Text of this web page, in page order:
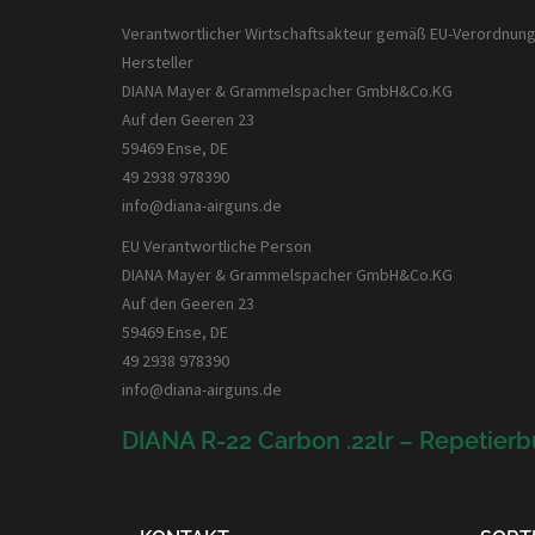
Verantwortlicher Wirtschaftsakteur gemäß EU-Verordnung
Hersteller
DIANA Mayer & Grammelspacher GmbH&Co.KG
Auf den Geeren 23
59469 Ense, DE
49 2938 978390
info@diana-airguns.de
EU Verantwortliche Person
DIANA Mayer & Grammelspacher GmbH&Co.KG
Auf den Geeren 23
59469 Ense, DE
49 2938 978390
info@diana-airguns.de
DIANA R-22 Carbon .22lr –